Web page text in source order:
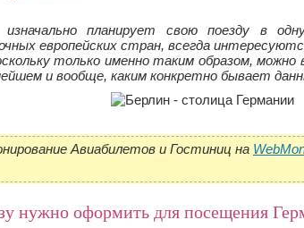
планирует свою поезду в
европейских стран, всегда
только именно таким образом, можно
и вообще, каким конкретно бывает
Авиабилетов и Гостиниц на
нужно оформить для посещения